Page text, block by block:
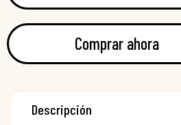
Comprar ahora
Descripción